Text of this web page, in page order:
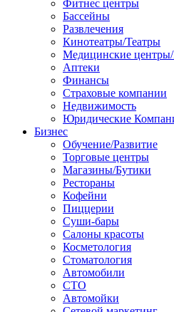
Фитнес центры
Бассейны
Развлечения
Кинотеатры/Театры
Медицинские
Аптеки
Финансы
Страховые компании
Недвижимость
Юридические
Бизнес
Обучение/Развитие
Торговые центры
Магазины/Бутики
Рестораны
Кофейни
Пиццерии
Суши-бары
Салоны красоты
Косметология
Стоматология
Автомобили
СТО
Автомойки